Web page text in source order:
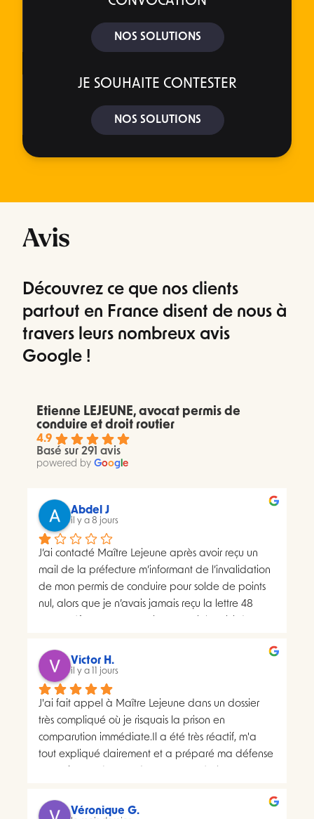
NOS SOLUTIONS
JE SOUHAITE CONTESTER
NOS SOLUTIONS
Avis
Découvrez ce que nos clients
partout en France disent de nous à
travers leurs nombreux avis
Google !
Etienne LEJEUNE, avocat permis de
conduire et droit routier
4.9
Basé sur 291 avis
powered by Goog e
Abdel J
il y a 8 jours
J’ai contacté Maître Lejeune après avoir reçu un
mail de la préfecture m’informant de l’invalidation
de mon permis de conduire pour solde de points
nul, alors que je n’avais jamais reçu la lettre 48
distributions à deux dates différentes, ce qui me
semblait présenter une anomalie nécessitant une
analyse juridique.Après avoir consulté les
nombreux avis positifs concernant Maître Lejeune,
je lui ai envoyé par courriel l’intégralité de mon
dossier. Je lui ai également demandé, à plusieurs
reprises, de m’indiquer clairement le montant de
proposé un rendez-vous de 30 minutes facturé
Victor H.
il y a 11 jours
J'ai fait appel à Maître Lejeune dans un dossier
très compliqué où je risquais la prison en
comparution immédiate.Il a été très réactif, m'a
tout expliqué clairement et a préparé ma défense
sérieux, humain et très investi. Merci encore pour
Véronique G.